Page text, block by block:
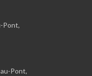
Pont,
Pont,